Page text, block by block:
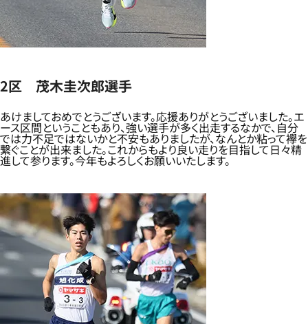
2区 茂木圭次郎選手
あけましておめでとうございます。応援ありがとうございました。エ
ース区間ということもあり、強い選手が多く出走するなかで、自分
では力不足ではないかと不安もありましたが、なんとか粘って襷を
繋ぐことが出来ました。これからもより良い走りを目指して日々精
進して参ります。今年もよろしくお願いいたします。